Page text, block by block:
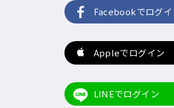
Facebookでログイ
Appleでログイン
LINEでログイン